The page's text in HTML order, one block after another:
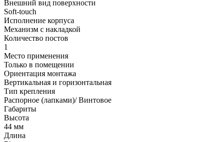
Внешний вид поверхности
Soft-touch
Исполнение корпуса
Механизм с накладкой
Количество постов
1
Место применения
Только в помещении
Ориентация монтажа
Вертикальная и горизонтальная
Тип крепления
Распорное (лапками)/ Винтовое
Габариты
Высота
44 мм
Длина